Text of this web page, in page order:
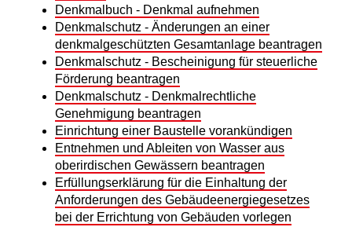
Denkmalbuch - Denkmal aufnehmen
Denkmalschutz - Änderungen an einer
denkmalgeschützten Gesamtanlage beantragen
Denkmalschutz - Bescheinigung für steuerliche
Förderung beantragen
Denkmalschutz - Denkmalrechtliche
Genehmigung beantragen
Einrichtung einer Baustelle vorankündigen
Entnehmen und Ableiten von Wasser aus
oberirdischen Gewässern beantragen
Erfüllungserklärung für die Einhaltung der
Anforderungen des Gebäudeenergiegesetzes
bei der Errichtung von Gebäuden vorlegen